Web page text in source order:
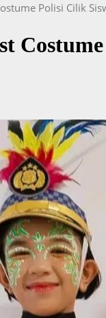
Polisi Cilik